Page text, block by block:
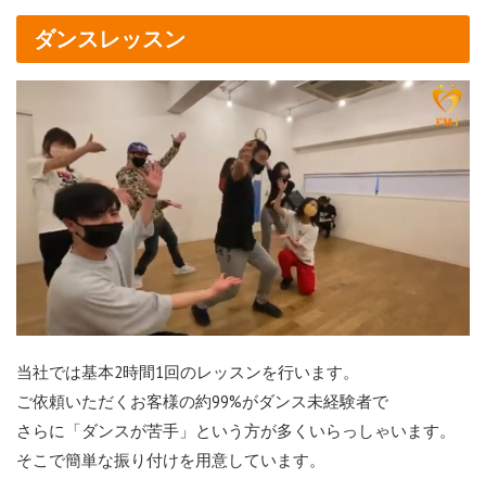
ダンスレッスン
当社では基本2時間1回のレッスンを行います。
ご依頼いただくお客様の約99%がダンス未経験者で
さらに「ダンスが苦手」という方が多くいらっしゃいます。
そこで簡単な振り付けを用意しています。